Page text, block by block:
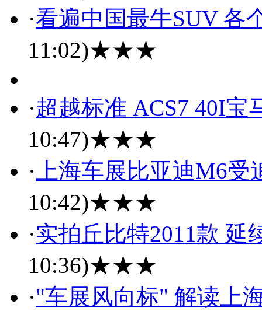
·看遍中国最牛SUV 各
11:02)★★★
·超越标准 ACS7 40I宝
10:47)★★★
· 上海车展比亚迪M6
10:42)★★★
·实拍丘比特2011款 延
10:36)★★★
·"车展风向标" 解读上